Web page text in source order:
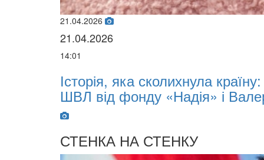
21.04.2026
21.04.2026
14:01
Історія, яка сколихнула
ШВЛ від фонду «Надія» і
СТЕНКА НА СТЕНКУ